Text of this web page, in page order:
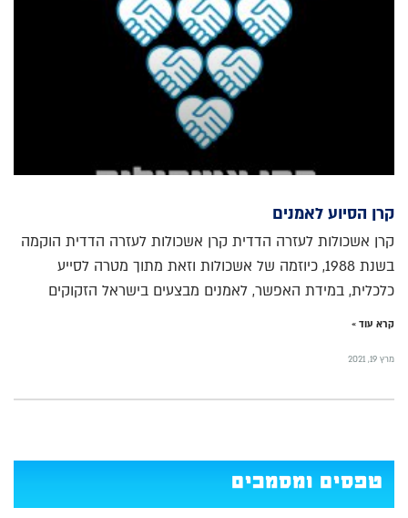
קרן הסיוע לאמנים
קרן אשכולות לעזרה הדדית קרן אשכולות לעזרה הדדית הוקמה
בשנת 1988, כיוזמה של אשכולות וזאת מתוך מטרה לסייע
כלכלית, במידת האפשר, לאמנים מבצעים בישראל הזקוקים
קרא עוד »
מרץ 19, 2021
טפסים ומסמכים